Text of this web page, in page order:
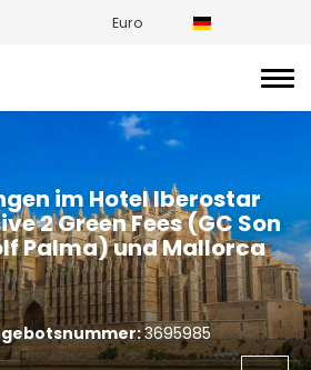
Euro
im Hotel Iberostar
2 Green Fees (GC Son
Palma) und Mallorca
3695985